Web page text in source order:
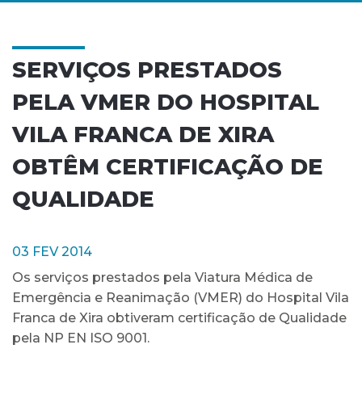
SERVIÇOS PRESTADOS
PELA VMER DO HOSPITAL
VILA FRANCA DE XIRA
OBTÊM CERTIFICAÇÃO DE
QUALIDADE
03 FEV 2014
Os serviços prestados pela Viatura Médica de
Emergência e Reanimação (VMER) do Hospital Vila
Franca de Xira obtiveram certificação de Qualidade
pela NP EN ISO 9001.